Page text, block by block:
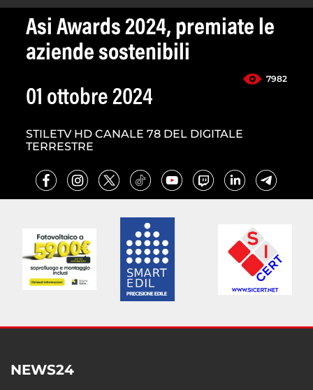
Asi Awards 2024, premiate le
aziende sostenibili
7982
01 ottobre 2024
STILETV HD CANALE 78 DEL DIGITALE
TERRESTRE
NEWS24